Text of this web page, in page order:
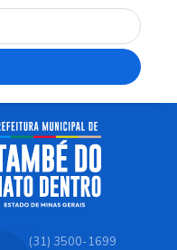
(31) 3500-1699